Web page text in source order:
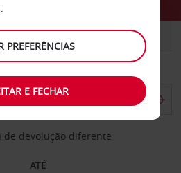
COMERCIAIS
de devolução diferente
ATÉ
PREFERÊNCIAS
E FECHAR